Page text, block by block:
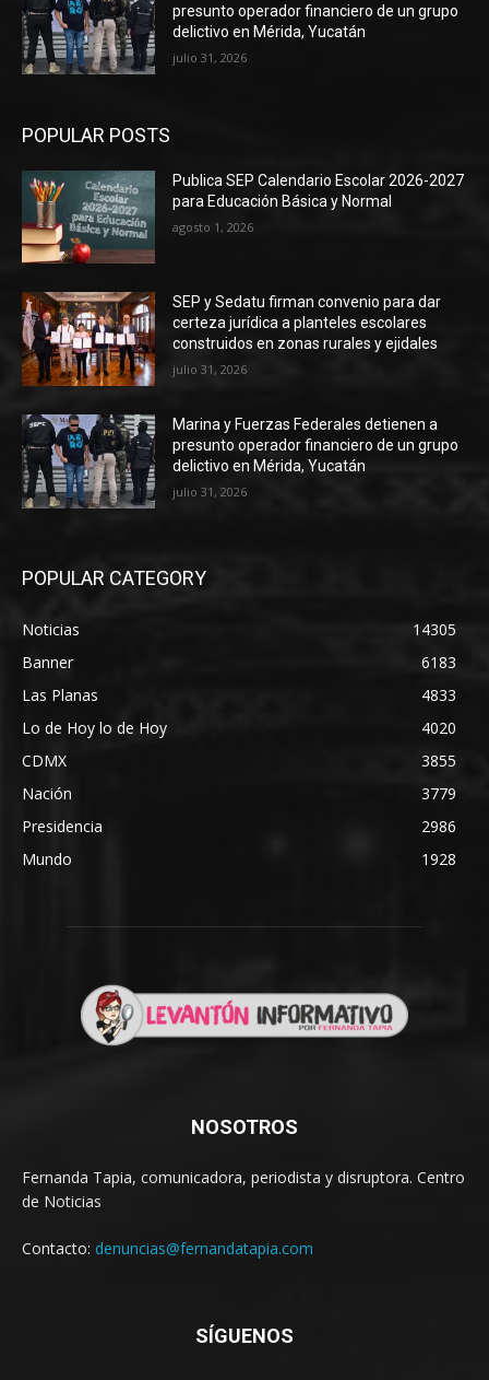
presunto operador financiero de un grupo
delictivo en Mérida, Yucatán
julio 31, 2026
POPULAR POSTS
Publica SEP Calendario Escolar 2026-2027
para Educación Básica y Normal
agosto 1, 2026
SEP y Sedatu firman convenio para dar
certeza jurídica a planteles escolares
construidos en zonas rurales y ejidales
julio 31, 2026
Marina y Fuerzas Federales detienen a
presunto operador financiero de un grupo
delictivo en Mérida, Yucatán
julio 31, 2026
POPULAR CATEGORY
Noticias
14305
Banner
6183
Las Planas
4833
Lo de Hoy lo de Hoy
4020
CDMX
3855
Nación
3779
Presidencia
2986
Mundo
1928
NOSOTROS
Fernanda Tapia, comunicadora, periodista y disruptora. Centro
de Noticias
Contacto: denuncias@fernandatapia.com
SÍGUENOS